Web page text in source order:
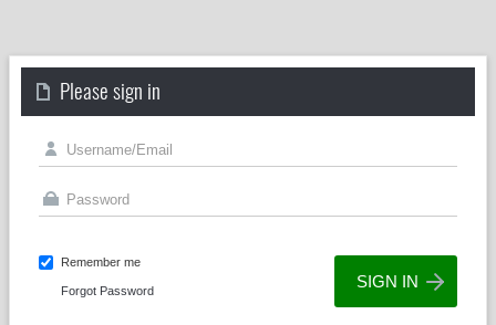
Please sign in
Remember me
Forgot Password